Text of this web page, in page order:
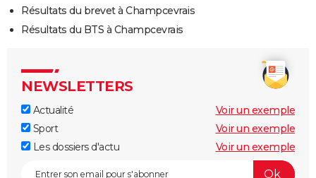
Résultats du brevet à Champcevrais
Résultats du BTS à Champcevrais
NEWSLETTERS
Actualité
Voir un exemple
Sport
Voir un exemple
Les dossiers d'actu
Voir un exemple